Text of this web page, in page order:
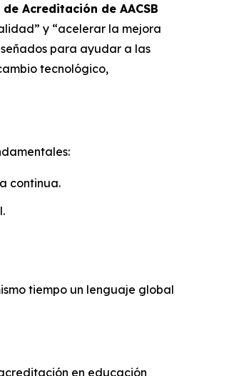
Acreditación de AACSB
y “acelerar la mejora
para ayudar a las
tecnológico,
continua.
tiempo un lenguaje global
en educación